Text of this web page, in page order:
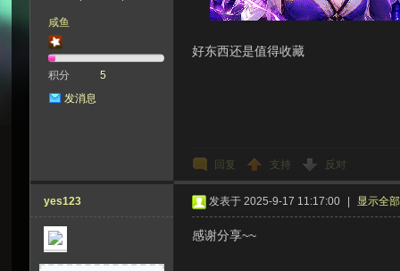
咸鱼
积分
5
发消息
好东西还是值得收藏
回复 支持 反对
yes123 发表于 2025-9-17 11:17:00 显示全
感谢分享~~